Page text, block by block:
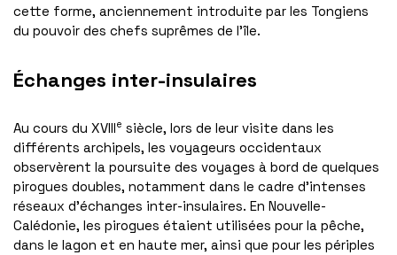
cette forme, anciennement introduite par les Tongiens
du pouvoir des chefs suprêmes de l’île.
Échanges inter-insulaires
Au cours du XVIIIe siècle, lors de leur visite dans les
différents archipels, les voyageurs occidentaux
observèrent la poursuite des voyages à bord de quelques
pirogues doubles, notamment dans le cadre d’intenses
réseaux d’échanges inter-insulaires. En Nouvelle-
Calédonie, les pirogues étaient utilisées pour la pêche,
dans le lagon et en haute mer, ainsi que pour les périples